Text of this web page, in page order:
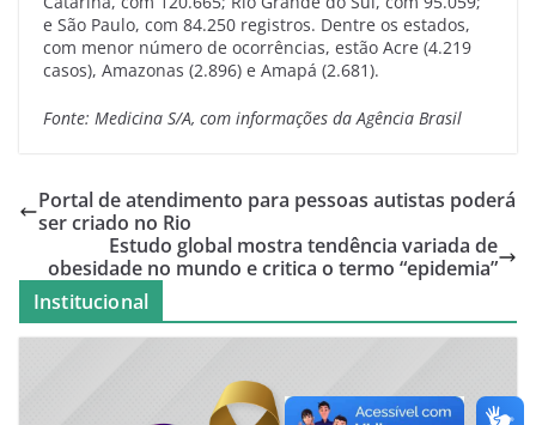
e São Paulo, com 84.250 registros. Dentre os estados,
com menor número de ocorrências, estão Acre (4.219
casos), Amazonas (2.896) e Amapá (2.681).
Fonte: Medicina S/A, com informações da Agência Brasil
Portal de atendimento para pessoas autistas poderá
ser criado no Rio
Estudo global mostra tendência variada de
obesidade no mundo e critica o termo “epidemia”
Institucional